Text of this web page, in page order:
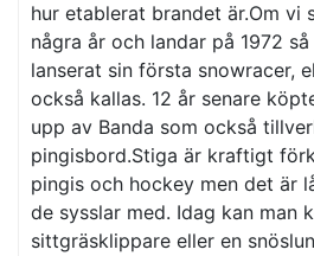
hur etablerat brandet är.Om vi
några år och landar på 1972
lanserat sin första snowracer,
också kallas. 12 år senare
upp av Banda som också
pingisbord.Stiga är kraftigt
pingis och hockey men det är
de sysslar med. Idag kan man
sittgräsklippare eller en